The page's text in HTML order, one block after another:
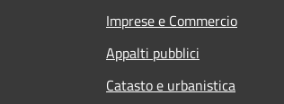
Imprese e Commercio
Appalti pubblici
Catasto e urbanistica